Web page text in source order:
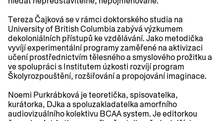
Tereza Čajková se v rámci doktorského studia na
University of British Columbia zabývá výzkumem
dekoloniálních přístupů ke vzdělávání. Jako metodička
vyvíjí experimentální programy zaměřené na aktivizaci
učení prostřednictvím tělesného a smyslového prožitku a
ve spolupráci s Institutem úzkosti rozvíjí program
Školyrozpouštění, rozšiřování a propojování imaginace.
Noemi Purkrábková je teoretička, spisovatelka,
kurátorka, DJka a spoluzakladatelka amorfního
audiovizuálního kolektivu BCAA system. Je editorkou